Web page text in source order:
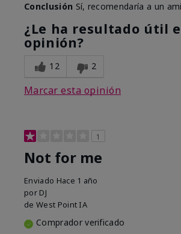
Conclusión Sí, recomendaría a un
¿Le ha resultado útil
opinión?
12 2
Marcar esta opinión
1
Not for me
Enviado Hace 1 año
por DJ
de West Point IA
Comprador verificado